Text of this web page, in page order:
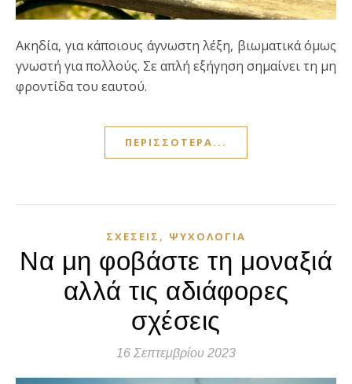
Ακηδία, για κάποιους άγνωστη λέξη, βιωματικά όμως
γνωστή για πολλούς. Σε απλή εξήγηση σημαίνει τη μη
φροντίδα του εαυτού.
ΠΕΡΙΣΣΌΤΕΡΑ...
ΣΧΈΣΕΙΣ , ΨΥΧΟΛΟΓΊΑ
Να μη φοβάστε τη μοναξιά
αλλά τις αδιάφορες
σχέσεις
16 Σεπτεμβρίου 2023